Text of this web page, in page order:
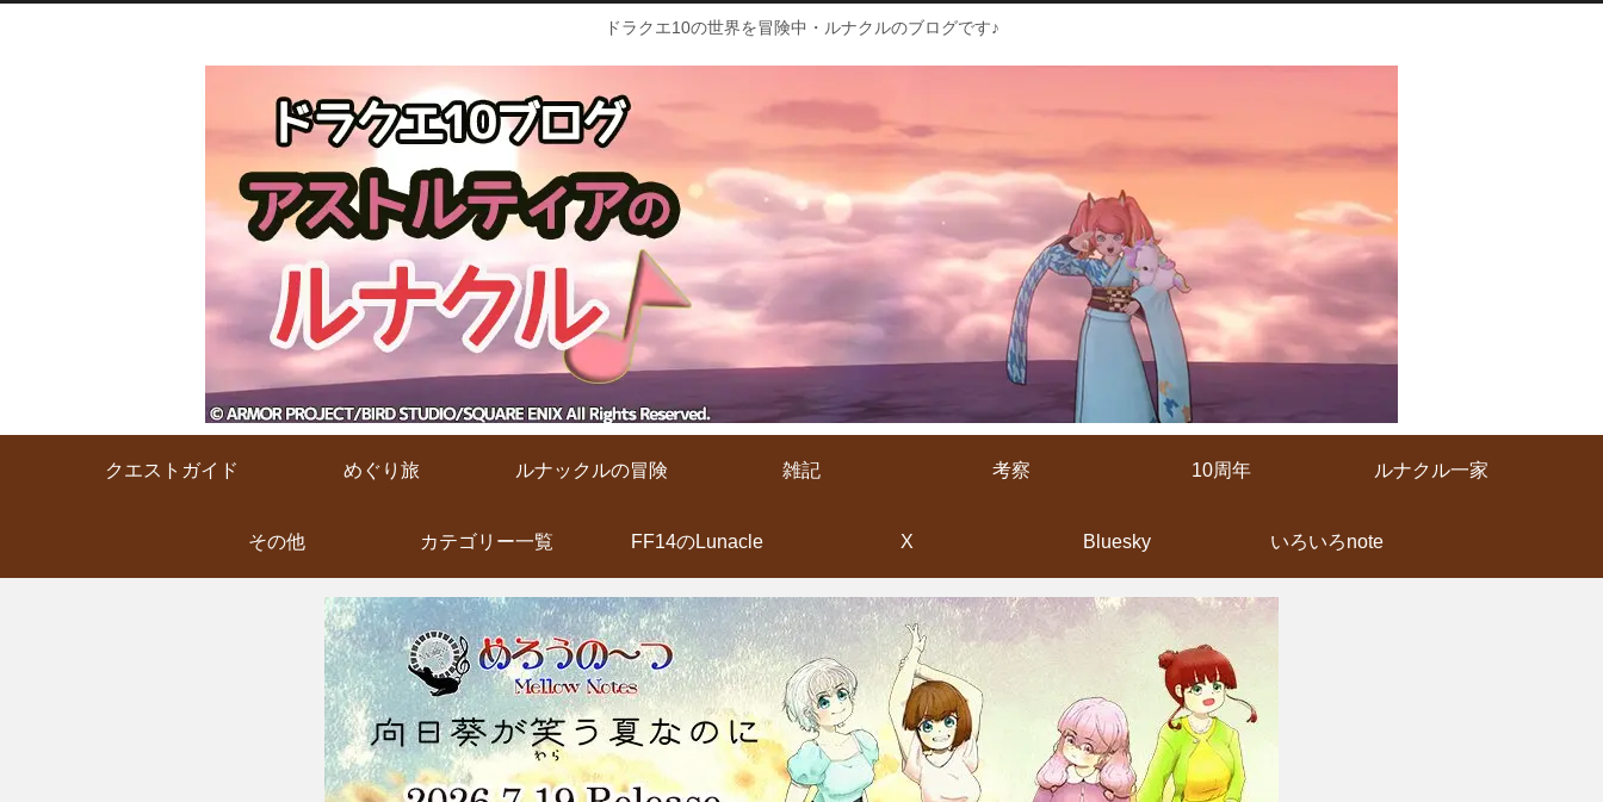
ドラクエ10の世界を冒険中・ルナクルのブログです♪
クエストガイド めぐり旅 ルナックルの冒険 雑記 考察 10周年 ルナクル一家
その他 カテゴリー一覧 FF14のLunacle X Bluesky いろいろnote